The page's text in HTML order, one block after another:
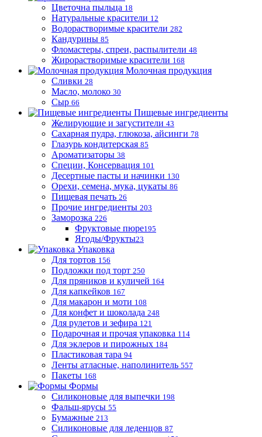
Цветочна пыльца 18
Натуральные красители 12
Водорастворимые красители 282
Кандурины 85
Фломастеры, спреи, распылители 48
Жирорастворимые красители 168
Молочная продукция
Сливки 28
Масло, молоко 30
Сыр 66
Пищевые ингредиенты
Желирующие и загустители 43
Сахарная пудра, глюкоза, айсинги 78
Глазурь кондитерская 85
Ароматизаторы 38
Специи, Консервация 101
Десертные пасты и начинки 130
Орехи, семена, мука, цукаты 86
Пищевая печать 26
Прочие ингредиенты 203
Заморозка 226
Фруктовые пюре195
Ягоды/Фрукты23
Упаковка
Для тортов 156
Подложки под торт 250
Для пряников и куличей 164
Для капкейков 167
Для макарон и моти 108
Для конфет и шоколада 248
Для рулетов и зефира 121
Подарочная и прочая упаковка 114
Для эклеров и пирожных 184
Пластиковая тара 94
Ленты атласные, наполинитель 557
Пакеты 168
Формы
Силиконовые для выпечки 198
Фальш-ярусы 55
Бумажные 213
Силиконовые для леденцов 87